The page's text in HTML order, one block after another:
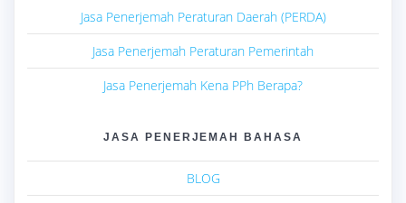
Jasa Penerjemah Peraturan Daerah (PERDA)
Jasa Penerjemah Peraturan Pemerintah
Jasa Penerjemah Kena PPh Berapa?
JASA PENERJEMAH BAHASA
BLOG